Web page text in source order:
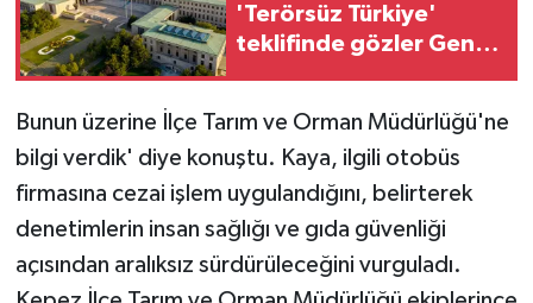
'Terörsüz Türkiye'
teklifinde gözler Genel
Bunun üzerine İlçe Tarım ve Orman Müdürlüğü'ne
bilgi verdik' diye konuştu. Kaya, ilgili otobüs
firmasına cezai işlem uygulandığını, belirterek
denetimlerin insan sağlığı ve gıda güvenliği
açısından aralıksız sürdürüleceğini vurguladı.